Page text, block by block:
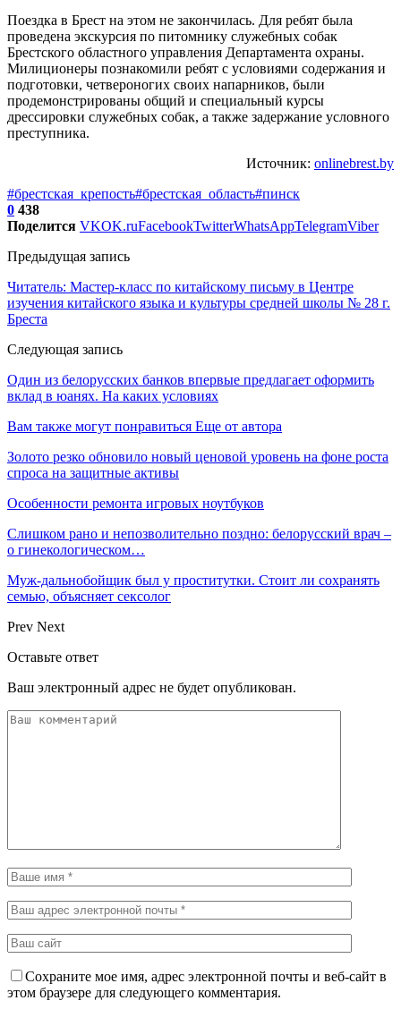
Поездка в Брест на этом не закончилась. Для ребят была
проведена экскурсия по питомнику служебных собак
Брестского областного управления Департамента охраны.
Милиционеры познакомили ребят с условиями содержания и
подготовки, четвероногих своих напарников, были
продемонстрированы общий и специальный курсы
дрессировки служебных собак, а также задержание условного
преступника.
Источник: onlinebrest.by
#брестская_крепость#брестская_область#пинск
0 438
Поделится VKOK.ruFacebookTwitterWhatsAppTelegramViber
Предыдущая запись
Читатель: Мастер-класс по китайскому письму в Центре
изучения китайского языка и культуры средней школы № 28 г.
Бреста
Следующая запись
Один из белорусских банков впервые предлагает оформить
вклад в юанях. На каких условиях
Вам также могут понравиться Еще от автора
Золото резко обновило новый ценовой уровень на фоне роста
спроса на защитные активы
Особенности ремонта игровых ноутбуков
Слишком рано и непозволительно поздно: белорусский врач –
о гинекологическом…
Муж-дальнобойщик был у проститутки. Стоит ли сохранять
семью, объясняет сексолог
Prev Next
Оставьте ответ
Ваш электронный адрес не будет опубликован.
Сохраните мое имя, адрес электронной почты и веб-сайт в
этом браузере для следующего комментария.